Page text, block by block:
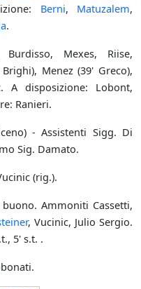
Berni, Matuzalem,
.
Mexes, Riise,
Menez (39' Greco),
A disposizione: Lobont,
Ranieri.
- Assistenti Sigg. Di
Sig. Damato.
(rig.).
Ammoniti Cassetti,
, Vucinic, Julio Sergio.
5' s.t. .